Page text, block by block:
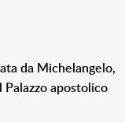
da Michelangelo,
Palazzo apostolico